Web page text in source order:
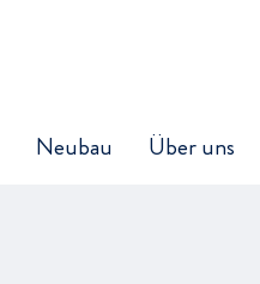
Neubau Über uns